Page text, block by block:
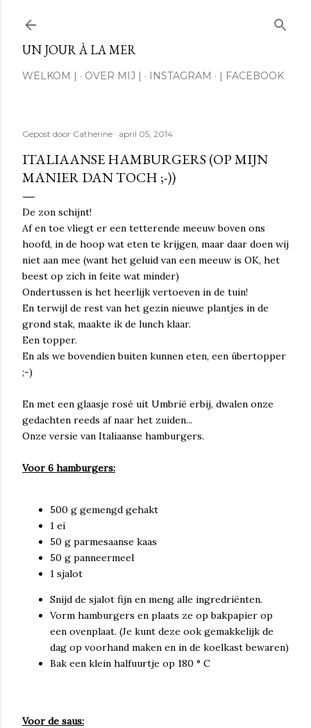
UN JOUR À LA MER
WELKOM | OVER MIJ | INSTAGRAM | FACEBOOK
Gepost door Catherine april 05, 2014
ITALIAANSE HAMBURGERS (OP MIJN
MANIER DAN TOCH ;-))
De zon schijnt!
Af en toe vliegt er een tetterende meeuw boven ons
hoofd, in de hoop wat eten te krijgen, maar daar doen wij
niet aan mee (want het geluid van een meeuw is OK, het
beest op zich in feite wat minder)
Ondertussen is het heerlijk vertoeven in de tuin!
En terwijl de rest van het gezin nieuwe plantjes in de
grond stak, maakte ik de lunch klaar.
Een topper.
En als we bovendien buiten kunnen eten, een übertopper
;-)
En met een glaasje rosé uit Umbrië erbij, dwalen onze
gedachten reeds af naar het zuiden...
Onze versie van Italiaanse hamburgers.
Voor 6 hamburgers:
500 g gemengd gehakt
1 ei
50 g parmesaanse kaas
50 g panneermeel
1 sjalot
Snijd de sjalot fijn en meng alle ingredriënten.
Vorm hamburgers en plaats ze op bakpapier op
een ovenplaat. (Je kunt deze ook gemakkelijk de
dag op voorhand maken en in de koelkast bewaren)
Bak een klein halfuurtje op 180 ° C
Voor de saus: